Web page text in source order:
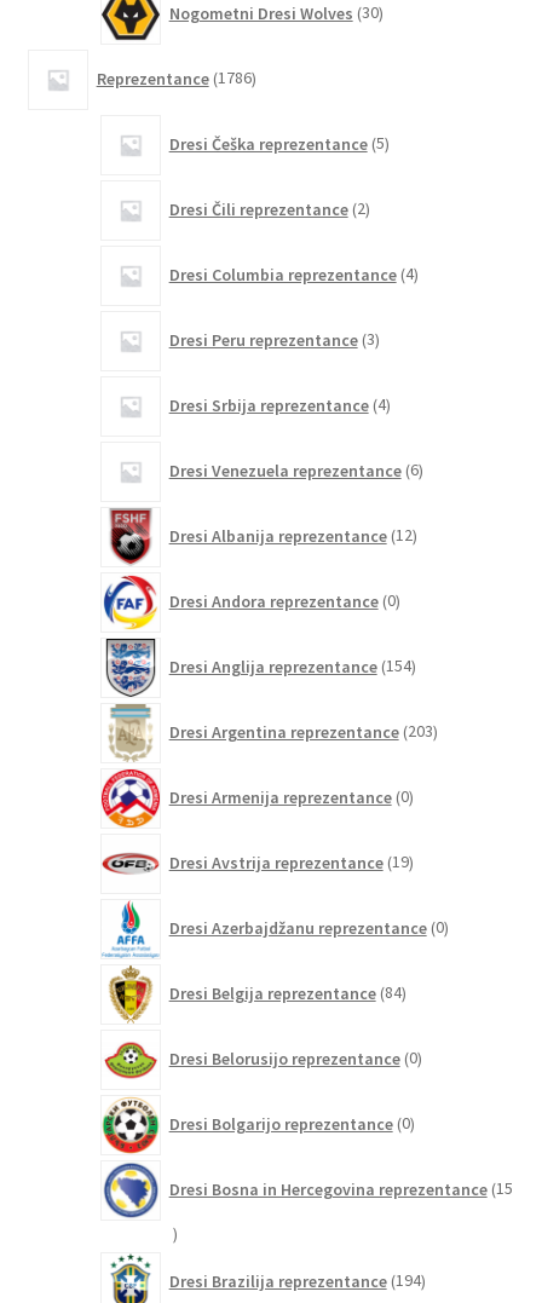
Nogometni Dresi Wolves 30izdelkov
Reprezentance 1786izdelkov
Dresi Češka reprezentance 5izdelkov
Dresi Čili reprezentance 2izdelka
Dresi Columbia reprezentance 4izdelki
Dresi Peru reprezentance 3izdelki
Dresi Srbija reprezentance 4izdelki
Dresi Venezuela reprezentance 6izdelkov
Dresi Albanija reprezentance 12izdelkov
Dresi Andora reprezentance 0izdelkov
Dresi Anglija reprezentance 154izdelkov
Dresi Argentina reprezentance 203izdelki
Dresi Armenija reprezentance 0izdelkov
Dresi Avstrija reprezentance 19izdelkov
Dresi Azerbajdžanu reprezentance 0izdelkov
Dresi Belgija reprezentance 84izdelkov
Dresi Belorusijo reprezentance 0izdelkov
Dresi Bolgarijo reprezentance 0izdelkov
Dresi Bosna in Hercegovina reprezentance 15
15
Dresi Brazilija reprezentance 194izdelkov